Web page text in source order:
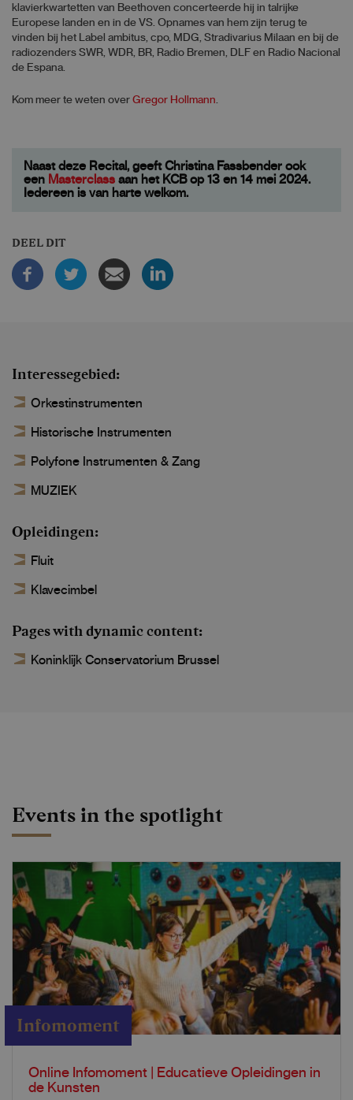
klavierkwartetten van Beethoven concerteerde hij in talrijke
Europese landen en in de VS. Opnames van hem zijn terug te
vinden bij het Label ambitus, cpo, MDG, Stradivarius Milaan en bij de
radiozenders SWR, WDR, BR, Radio Bremen, DLF en Radio Nacional
de Espana.
Kom meer te weten over Gregor Hollmann.
Naast deze Recital, geeft Christina Fassbender ook
een Masterclass aan het KCB op 13 en 14 mei 2024.
Iedereen is van harte welkom.
DEEL DIT
Interessegebied
Orkestinstrumenten
Historische Instrumenten
Polyfone Instrumenten & Zang
MUZIEK
Opleidingen
Fluit
Klavecimbel
Pages with dynamic content
Koninklijk Conservatorium Brussel
Events in the spotlight
Infomoment
Online Infomoment | Educatieve Opleidingen in
de Kunsten